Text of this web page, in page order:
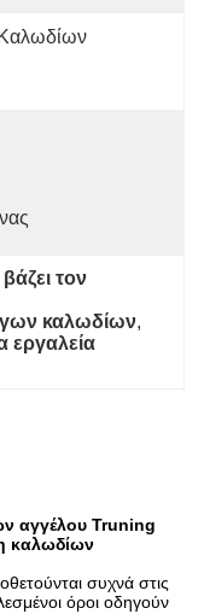
Καλωδίων
τον
καλωδίων,
εργαλεία
αγγέλου Truning
καλωδίων
συχνά στις
όροι οδηγούν